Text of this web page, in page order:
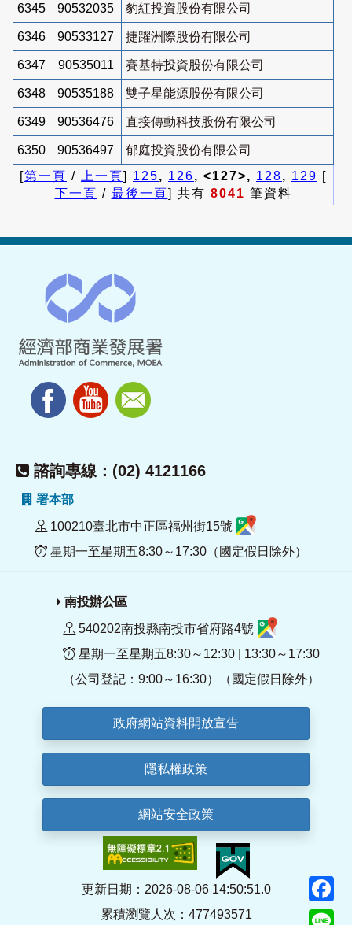
6345 90532035 豹紅投資股份有限公司
6346 90533127 捷躍洲際股份有限公司
6347 90535011 賽基特投資股份有限公司
6348 90535188 雙子星能源股份有限公司
6349 90536476 直接傳動科技股份有限公司
6350 90536497
郁庭投資股份有限公司
[第一頁 / 上一頁] 125, 126, <127>, 128, 129 [
下一頁 / 最後一頁] 共有 8041 筆資料
諮詢專線：(02) 4121166
署本部
100210臺北市中正區福州街15號
星期一至星期五8:30～17:30（國定假日除外）
南投辦公區
540202南投縣南投市省府路4號
星期一至星期五8:30～12:30 | 13:30～17:30
（公司登記：9:00～16:30）（國定假日除外）
政府網站資料開放宣告
隱私權政策
網站安全政策
更新日期：2026-08-06 14:50:51.0
累積瀏覽人次：477493571